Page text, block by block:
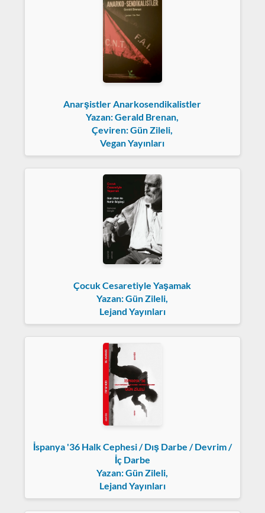
Anarşistler Anarkosendikalistler
Yazan: Gerald Brenan,
Çeviren: Gün Zileli,
Vegan Yayınları
Çocuk Cesaretiyle Yaşamak
Yazan: Gün Zileli,
Lejand Yayınları
İspanya '36 Halk Cephesi / Dış Darbe / Devrim /
İç Darbe
Yazan: Gün Zileli,
Lejand Yayınları